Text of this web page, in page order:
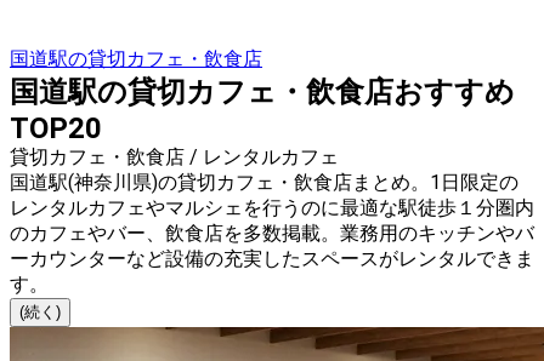
国道駅の貸切カフェ・飲食店
国道駅の貸切カフェ・飲食店おすすめ
TOP20
貸切カフェ・飲食店 / レンタルカフェ
国道駅(神奈川県)の貸切カフェ・飲食店まとめ。1日限定の
レンタルカフェやマルシェを行うのに最適な駅徒歩１分圏内
のカフェやバー、飲食店を多数掲載。業務用のキッチンやバ
ーカウンターなど設備の充実したスペースがレンタルできま
す。
(続く)